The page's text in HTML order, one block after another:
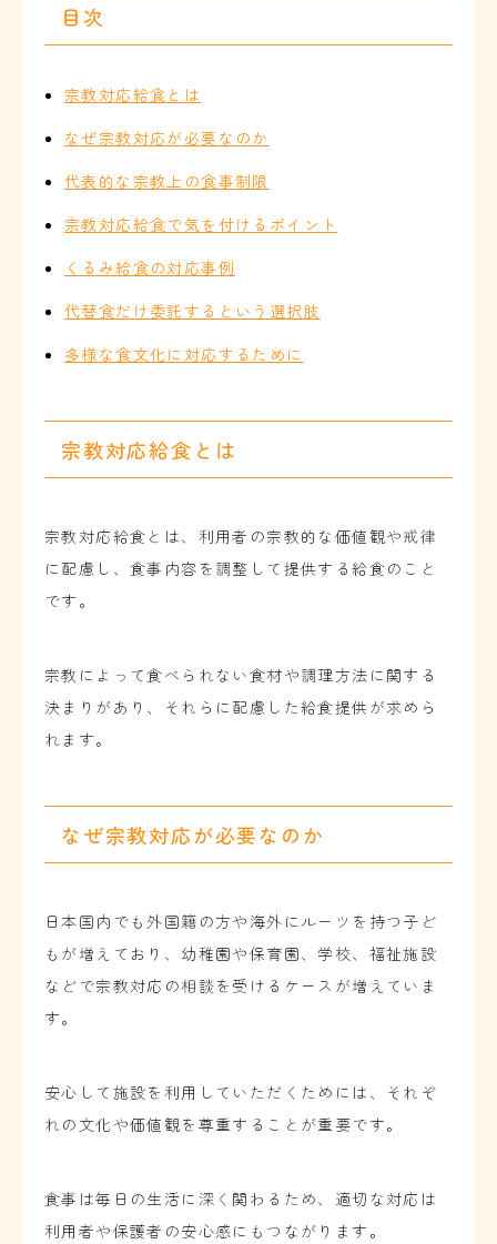
目次
宗教対応給食とは
なぜ宗教対応が必要なのか
代表的な宗教上の食事制限
宗教対応給食で気を付けるポイント
くるみ給食の対応事例
代替食だけ委託するという選択肢
多様な食文化に対応するために
宗教対応給食とは
宗教対応給食とは、利用者の宗教的な価値観や戒律
に配慮し、食事内容を調整して提供する給食のこと
です。
宗教によって食べられない食材や調理方法に関する
決まりがあり、それらに配慮した給食提供が求めら
れます。
なぜ宗教対応が必要なのか
日本国内でも外国籍の方や海外にルーツを持つ子ど
もが増えており、幼稚園や保育園、学校、福祉施設
などで宗教対応の相談を受けるケースが増えていま
す。
安心して施設を利用していただくためには、それぞ
れの文化や価値観を尊重することが重要です。
食事は毎日の生活に深く関わるため、適切な対応は
利用者や保護者の安心感にもつながります。